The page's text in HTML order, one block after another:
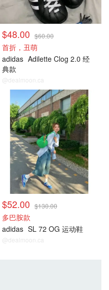
$48.00 $60.00
首折，丑萌
adidas Adilette Clog 2.0 经
典款
@dealmoon.ca
$52.00 $130.00
多巴胺款
adidas SL 72 OG 运动鞋
@dealmoon.ca